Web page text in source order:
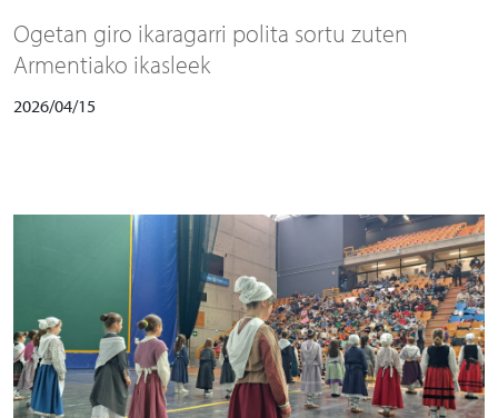
Ogetan giro ikaragarri polita sortu zuten
Armentiako ikasleek
2026/04/15